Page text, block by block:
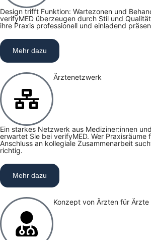
Design trifft Funktion: Wartezonen und
verifyMED überzeugen durch Stil und
ihre Praxis professionell und einladend
Mehr dazu
Ärztenetzwerk
Ein starkes Netzwerk aus Mediziner:innen
erwartet Sie bei verifyMED. Wer
Anschluss an kollegiale Zusammenarbeit
richtig.
Mehr dazu
Konzept von Ärzten für Ärzte